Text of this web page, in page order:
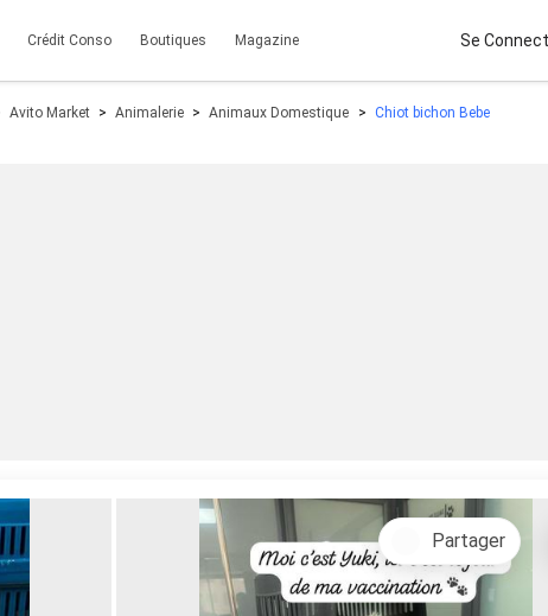
Crédit Conso Boutiques Magazine Se
Avito Market Animalerie Animaux Domestique Chiot bichon Bebe
Partager